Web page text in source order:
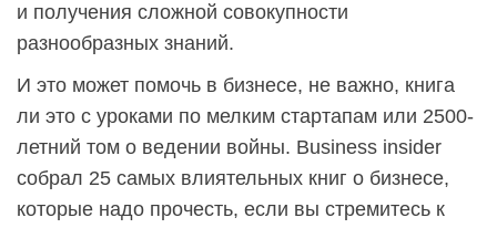
и получения сложной совокупности
разнообразных знаний.
И это может помочь в бизнесе, не важно, книга
ли это с уроками по мелким стартапам или 2500-
летний том о ведении войны. Business insider
собрал 25 самых влиятельных книг о бизнесе,
которые надо прочесть, если вы стремитесь к